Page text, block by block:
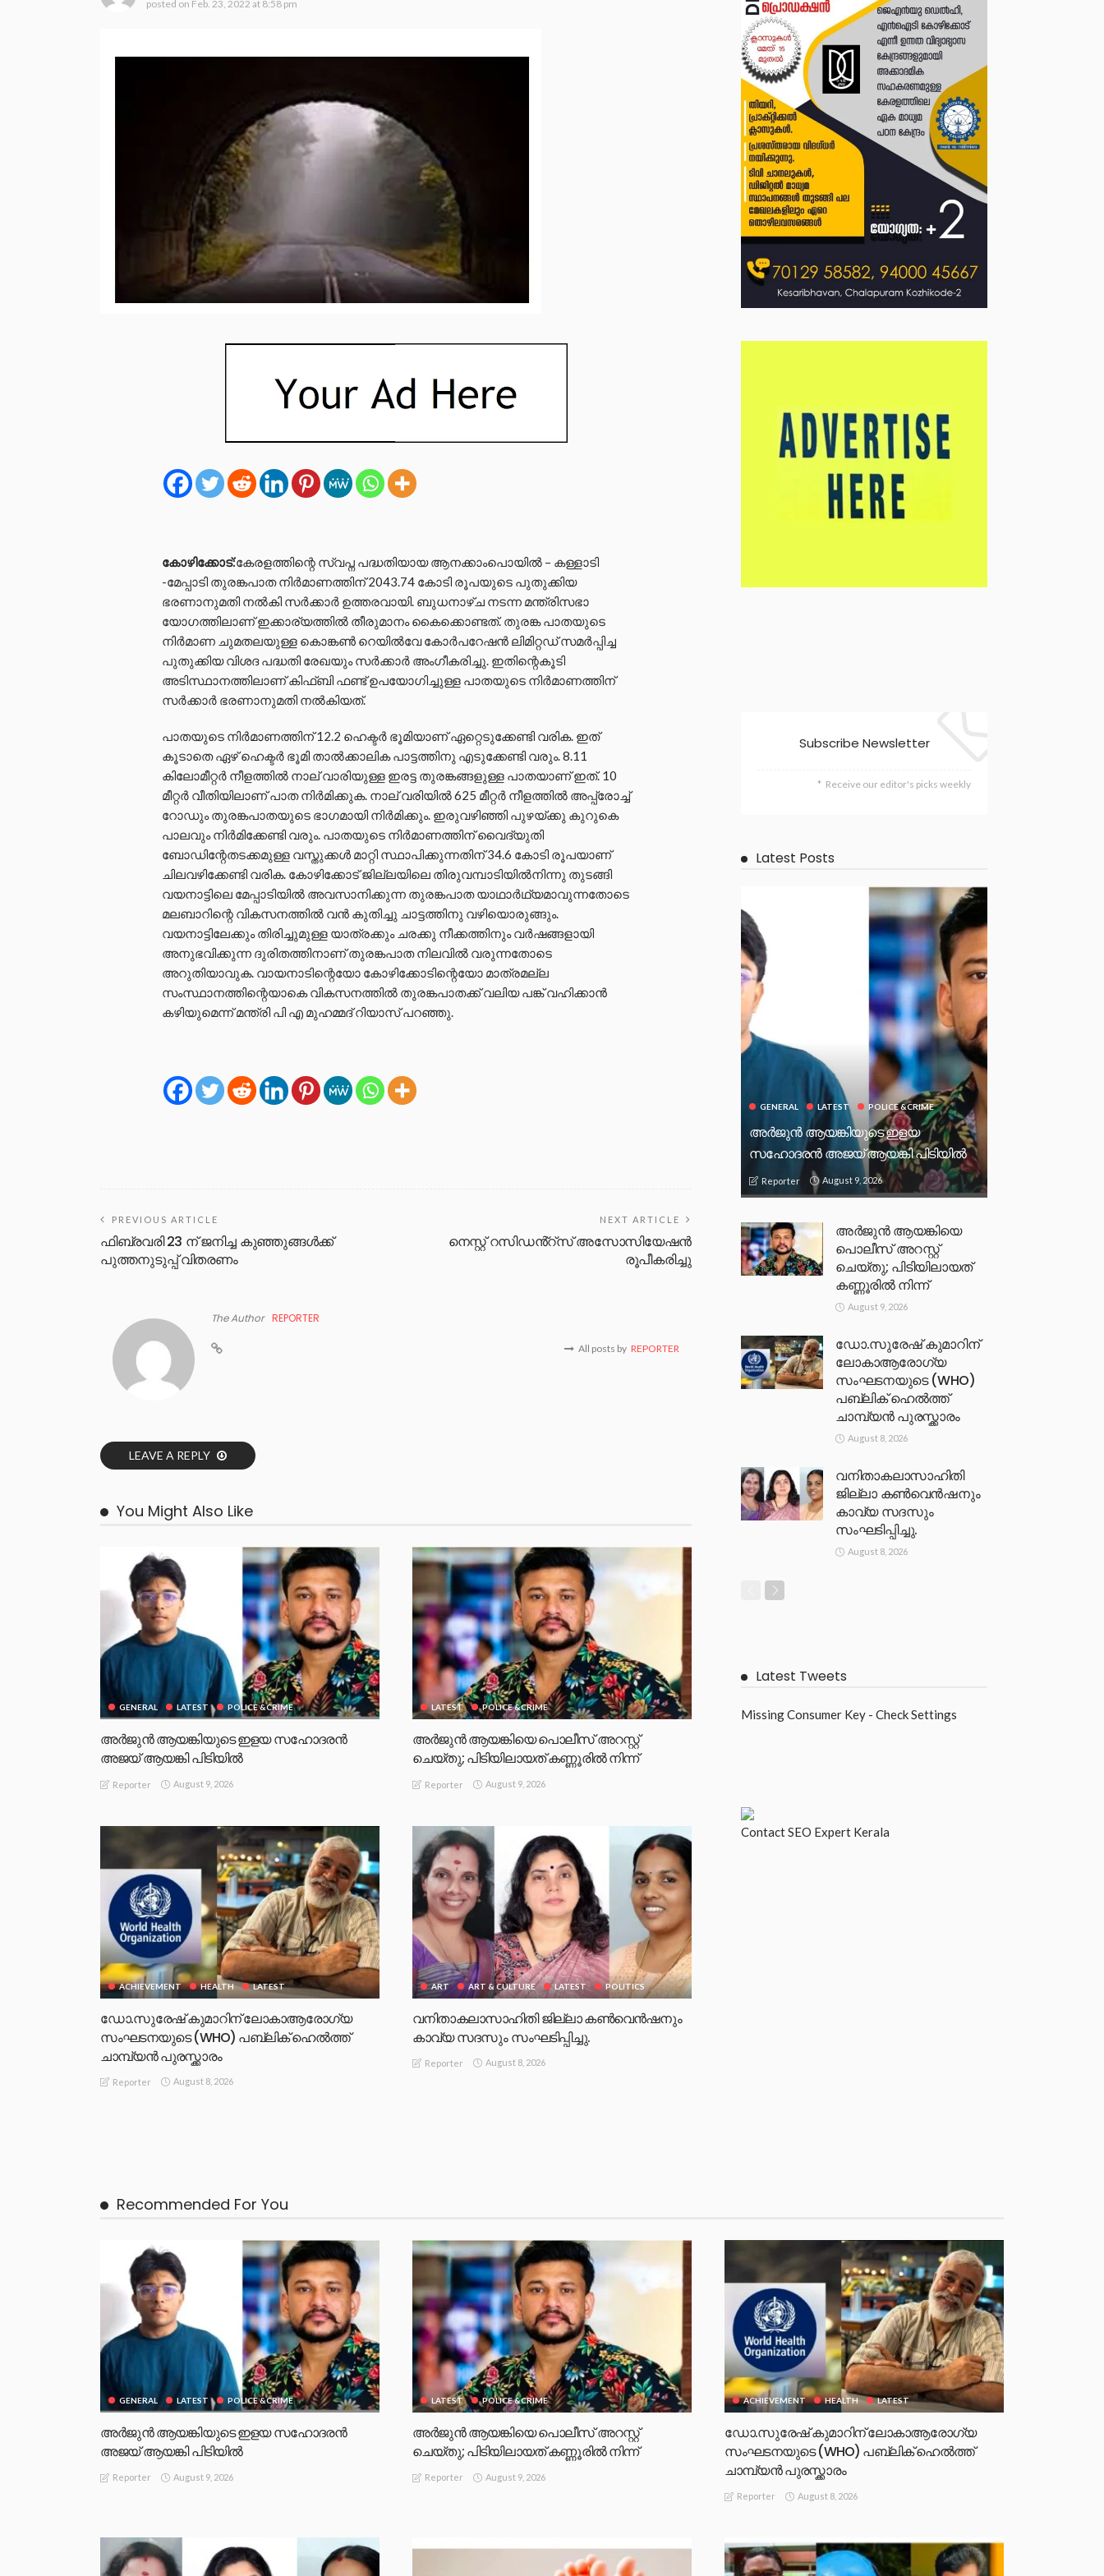
posted on Feb. 23, 2022 at 8:58 pm
കോഴിക്കോട്:കേരളത്തിന്റെ സ്വപ്ന പദ്ധതിയായ ആനക്കാംപൊയിൽ – കള്ളാടി
-മേപ്പാടി തുരങ്കപാത നിർമാണത്തിന് 2043.74 കോടി രൂപയുടെ പുതുക്കിയ
ഭരണാനുമതി നൽകി സർക്കാർ ഉത്തരവായി. ബുധനാഴ്ച നടന്ന മന്ത്രിസഭാ
യോഗത്തിലാണ് ഇക്കാര്യത്തിൽ തീരുമാനം കൈക്കൊണ്ടത്. തുരങ്ക പാതയുടെ
നിർമാണ ചുമതലയുള്ള കൊങ്കൺ റെയിൽവേ കോർപറേഷൻ ലിമിറ്റഡ് സമർപ്പിച്ച
പുതുക്കിയ വിശദ പദ്ധതി രേഖയും സർക്കാർ അംഗീകരിച്ചു. ഇതിന്റെകൂടി
അടിസ്ഥാനത്തിലാണ് കിഫ്‌ബി ഫണ്ട് ഉപയോഗിച്ചുള്ള പാതയുടെ നിർമാണത്തിന്
സർക്കാർ ഭരണാനുമതി നൽകിയത്.
പാതയുടെ നിർമാണത്തിന് 12.2 ഹെക്ടർ ഭൂമിയാണ് ഏറ്റെടുക്കേണ്ടി വരിക. ഇത്
കൂടാതെ ഏഴ് ഹെക്ടർ ഭൂമി താൽക്കാലിക പാട്ടത്തിനു എടുക്കേണ്ടി വരും. 8.11
കിലോമീറ്റർ നീളത്തിൽ നാല് വാരിയുള്ള ഇരട്ട തുരങ്കങ്ങളുള്ള പാതയാണ് ഇത്. 10
മീറ്റർ വീതിയിലാണ് പാത നിർമിക്കുക. നാല് വരിയിൽ 625 മീറ്റർ നീളത്തിൽ അപ്പ്രോച്ച്
റോഡും തുരങ്കപാതയുടെ ഭാഗമായി നിർമിക്കും. ഇരുവഴിഞ്ഞി പുഴയ്ക്കു കുറുകെ
പാലവും നിർമിക്കേണ്ടി വരും. പാതയുടെ നിർമാണത്തിന് വൈദ്യുതി
ബോഡിന്റേതടക്കമുള്ള വസ്തുക്കൾ മാറ്റി സ്ഥാപിക്കുന്നതിന് 34.6 കോടി രൂപയാണ്
ചിലവഴിക്കേണ്ടി വരിക. കോഴിക്കോട് ജില്ലയിലെ തിരുവമ്പാടിയിൽനിന്നു തുടങ്ങി
വയനാട്ടിലെ മേപ്പാടിയിൽ അവസാനിക്കുന്ന തുരങ്കപാത യാഥാർഥ്യമാവുന്നതോടെ
മലബാറിന്റെ വികസനത്തിൽ വൻ കുതിച്ചു ചാട്ടത്തിനു വഴിയൊരുങ്ങും.
വയനാട്ടിലേക്കും തിരിച്ചുമുള്ള യാത്രക്കും ചരക്കു നീക്കത്തിനും വർഷങ്ങളായി
അനുഭവിക്കുന്ന ദുരിതത്തിനാണ് തുരങ്കപാത നിലവിൽ വരുന്നതോടെ
അറുതിയാവുക. വായനാടിന്റെയോ കോഴിക്കോടിന്റെയോ മാത്രമല്ല
സംസ്ഥാനത്തിന്റെയാകെ വികസനത്തിൽ തുരങ്കപാതക്ക് വലിയ പങ്ക് വഹിക്കാൻ
കഴിയുമെന്ന് മന്ത്രി പി എ മുഹമ്മദ് റിയാസ് പറഞ്ഞു.
PREVIOUS ARTICLE
ഫിബ്രവരി 23 ന് ജനിച്ച കുഞ്ഞുങ്ങൾക്ക്
പുത്തനുടുപ്പ് വിതരണം
NEXT ARTICLE
നെസ്റ്റ് റസിഡൻ്റ്സ് അസോസിയേഷൻ
രൂപീകരിച്ചു
The Author REPORTER
All posts by REPORTER
LEAVE A REPLY
You Might Also Like
GENERAL LATEST POLICE &CRIME
അർജുൻ ആയങ്കിയുടെ ഇളയ സഹോദരൻ
അജയ് ആയങ്കി പിടിയിൽ
Reporter August 9, 2026
LATEST POLICE &CRIME
അർജുൻ ആയങ്കിയെ പൊലീസ് അറസ്റ്റ്
ചെയ്‌തു; പിടിയിലായത് കണ്ണൂരിൽ നിന്ന്
Reporter August 9, 2026
ACHIEVEMENT HEALTH LATEST
ഡോ.സുരേഷ് കുമാറിന് ലോകാആരോഗ്യ
സംഘടനയുടെ (WHO) പബ്ലിക് ഹെൽത്ത്
ചാമ്പ്യൻ പുരസ്ക്കാരം
Reporter August 8, 2026
ART ART & CULTURE LATEST POLITICS
വനിതാകലാസാഹിതി ജില്ലാ കൺവെൻഷനും
കാവ്യ സദസും സംഘടിപ്പിച്ചു.
Reporter August 8, 2026
Subscribe Newsletter
Receive our editor's picks weekly
Latest Posts
GENERAL LATEST POLICE &CRIME
അർജുൻ ആയങ്കിയുടെ ഇളയ
സഹോദരൻ അജയ് ആയങ്കി പിടിയിൽ
Reporter August 9, 2026
അർജുൻ ആയങ്കിയെ
പൊലീസ് അറസ്റ്റ്
ചെയ്‌തു; പിടിയിലായത്
കണ്ണൂരിൽ നിന്ന്
August 9, 2026
ഡോ.സുരേഷ് കുമാറിന്
ലോകാആരോഗ്യ
സംഘടനയുടെ (WHO)
പബ്ലിക് ഹെൽത്ത്
ചാമ്പ്യൻ പുരസ്ക്കാരം
August 8, 2026
വനിതാകലാസാഹിതി
ജില്ലാ കൺവെൻഷനും
കാവ്യ സദസും
സംഘടിപ്പിച്ചു.
August 8, 2026
Latest Tweets
Missing Consumer Key - Check Settings
ContactSEO Expert Kerala
Recommended For You
GENERAL LATEST POLICE &CRIME
അർജുൻ ആയങ്കിയുടെ ഇളയ സഹോദരൻ
അജയ് ആയങ്കി പിടിയിൽ
Reporter August 9, 2026
LATEST POLICE &CRIME
അർജുൻ ആയങ്കിയെ പൊലീസ് അറസ്റ്റ്
ചെയ്‌തു; പിടിയിലായത് കണ്ണൂരിൽ നിന്ന്
Reporter August 9, 2026
ACHIEVEMENT HEALTH LATEST
ഡോ.സുരേഷ് കുമാറിന് ലോകാആരോഗ്യ
സംഘടനയുടെ (WHO) പബ്ലിക് ഹെൽത്ത്
ചാമ്പ്യൻ പുരസ്ക്കാരം
Reporter August 8, 2026